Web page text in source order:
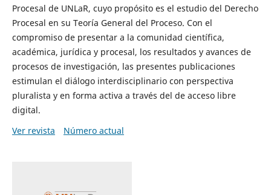
Procesal de UNLaR, cuyo propósito es el estudio del Derecho
Procesal en su Teoría General del Proceso. Con el
compromiso de presentar a la comunidad científica,
académica, jurídica y procesal, los resultados y avances de
procesos de investigación, las presentes publicaciones
estimulan el diálogo interdisciplinario con perspectiva
pluralista y en forma activa a través del de acceso libre
digital.
Ver revista
Número actual